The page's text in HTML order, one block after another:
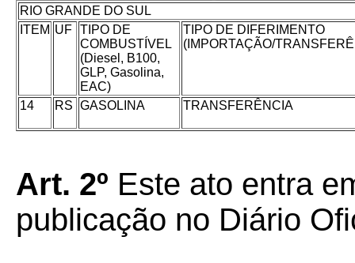
RIO GRANDE DO SUL
ITEM UF TIPO DE
COMBUSTÍVEL
(Diesel, B100,
GLP, Gasolina,
EAC)
TIPO DE DIFERIMENTO
(IMPORTAÇÃO/
14 RS GASOLINA TRANSFERÊNCIA
Art. 2º Este ato entra
publicação no Diário